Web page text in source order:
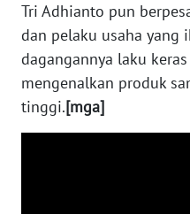
Tri Adhianto pun
dan pelaku usaha yang
dagangannya laku
mengenalkan produk
tinggi.[mga]
SUMSEL
WN
BENGKULU